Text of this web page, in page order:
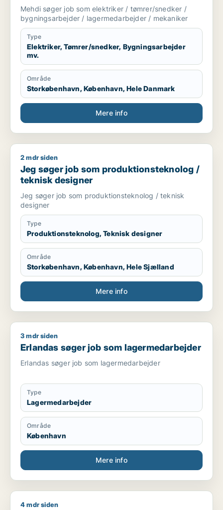
lagermedarbejder / mekaniker
Mehdi søger job som elektriker / tømrer/snedker /
bygningsarbejder / lagermedarbejder / mekaniker
Type
Elektriker, Tømrer/snedker, Bygningsarbejder
mv.
Område
Storkøbenhavn, København, Hele Danmark
Mere info
Jeg søger job som produktionsteknolog / teknisk designer
2 mdr siden
Jeg søger job som produktionsteknolog /
teknisk designer
Jeg søger job som produktionsteknolog / teknisk
designer
Type
Produktionsteknolog, Teknisk designer
Område
Storkøbenhavn, København, Hele Sjælland
Mere info
Erlandas søger job som lagermedarbejder
3 mdr siden
Erlandas søger job som lagermedarbejder
Erlandas søger job som lagermedarbejder
Type
Lagermedarbejder
Område
København
Mere info
Martin søger job som rengøringsassistent / ufaglært
4 mdr siden